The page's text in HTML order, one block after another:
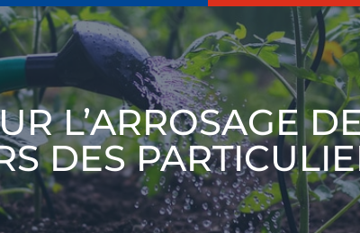
L’ARROSAGE
DES